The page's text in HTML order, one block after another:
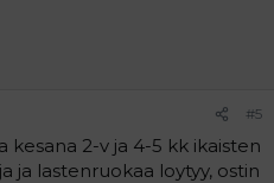
#5
kesana 2-v ja 4-5 kk ikaisten
ja lastenruokaa loytyy, ostin